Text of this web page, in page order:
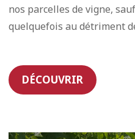
nos parcelles de vigne,
quelquefois au détriment
DÉCOUVRIR